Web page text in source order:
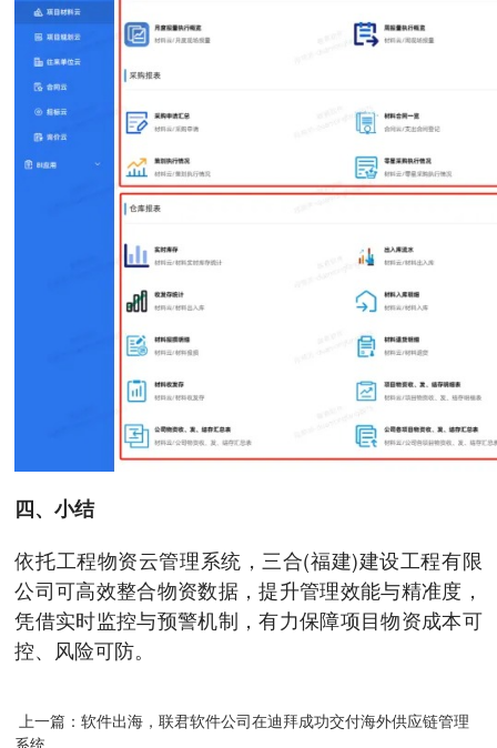
四、小结
依托工程物资云管理系统，三合(福建)建设工程有限
公司可高效整合物资数据，提升管理效能与精准度，
凭借实时监控与预警机制，有力保障项目物资成本可
控、风险可防。
上一篇：软件出海，联君软件公司在迪拜成功交付海外供应链管理